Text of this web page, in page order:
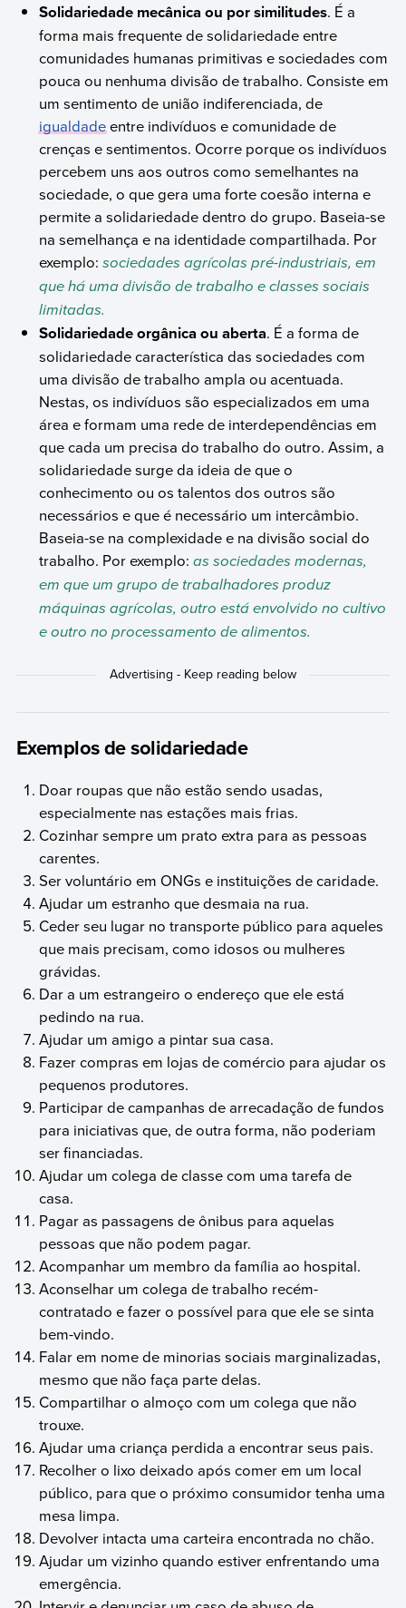
Solidariedade mecânica ou por similitudes. É a
forma mais frequente de solidariedade entre
comunidades humanas primitivas e sociedades com
pouca ou nenhuma divisão de trabalho. Consiste em
um sentimento de união indiferenciada, de
igualdadeentre indivíduos e comunidade de
crenças e sentimentos. Ocorre porque os indivíduos
percebem uns aos outros como semelhantes na
sociedade, o que gera uma forte coesão interna e
permite a solidariedade dentro do grupo. Baseia-se
na semelhança e na identidade compartilhada. Por
exemplo:sociedades agrícolas pré-industriais, em
que há uma divisão de trabalho e classes sociais
limitadas.
Solidariedade orgânica ou aberta. É a forma de
solidariedade característica das sociedades com
uma divisão de trabalho ampla ou acentuada.
Nestas, os indivíduos são especializados em uma
área e formam uma rede de interdependências em
que cada um precisa do trabalho do outro. Assim, a
solidariedade surge da ideia de que o
conhecimento ou os talentos dos outros são
necessários e que é necessário um intercâmbio.
Baseia-se na complexidade e na divisão social do
trabalho. Por exemplo:as sociedades modernas,
em que um grupo de trabalhadores produz
máquinas agrícolas, outro está envolvido no cultivo
e outro no processamento de alimentos.
Exemplos de solidariedade
Doar roupas que não estão sendo usadas,
especialmente nas estações mais frias.
Cozinhar sempre um prato extra para as pessoas
carentes.
Ser voluntário em ONGs e instituições de caridade.
Ajudar um estranho que desmaia na rua.
Ceder seu lugar no transporte público para aqueles
que mais precisam, como idosos ou mulheres
grávidas.
Dar a um estrangeiro o endereço que ele está
pedindo na rua.
Ajudar um amigo a pintar sua casa.
Fazer compras em lojas de comércio para ajudar os
pequenos produtores.
Participar de campanhas de arrecadação de fundos
para iniciativas que, de outra forma, não poderiam
ser financiadas.
Ajudar um colega de classe com uma tarefa de
casa.
Pagar as passagens de ônibus para aquelas
pessoas que não podem pagar.
Acompanhar um membro da família ao hospital.
Aconselhar um colega de trabalho recém-
contratado e fazer o possível para que ele se sinta
bem-vindo.
Falar em nome de minorias sociais marginalizadas,
mesmo que não faça parte delas.
Compartilhar o almoço com um colega que não
trouxe.
Ajudar uma criança perdida a encontrar seus pais.
Recolher o lixo deixado após comer em um local
público, para que o próximo consumidor tenha uma
mesa limpa.
Devolver intacta uma carteira encontrada no chão.
Ajudar um vizinho quando estiver enfrentando uma
emergência.